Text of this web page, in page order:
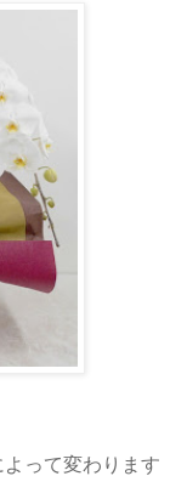
って変わります